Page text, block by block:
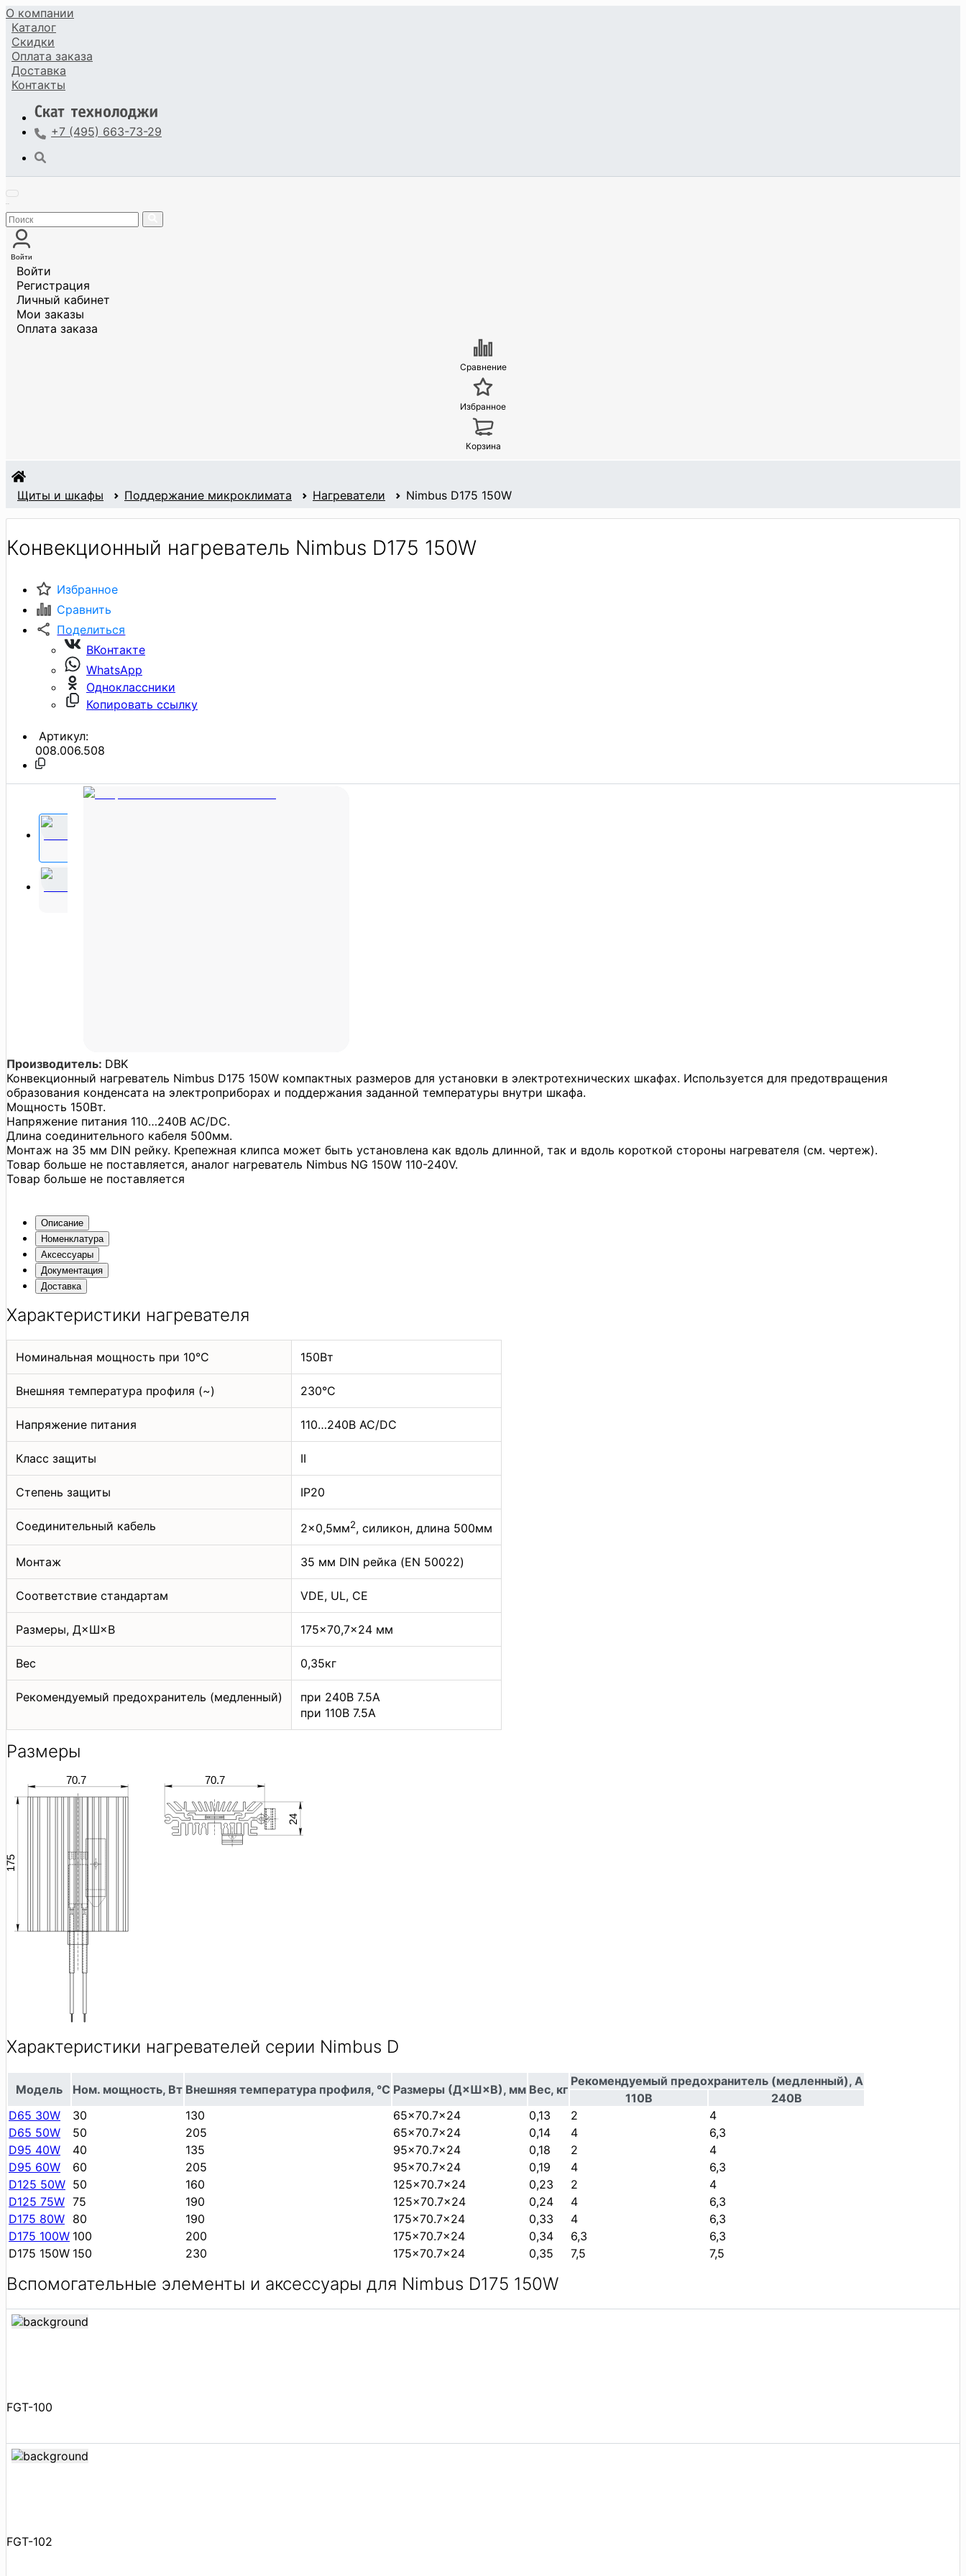
О компании
Каталог
Скидки
Оплата заказа
Доставка
Контакты
+7 (495) 663-73-29
Войти
Войти
Регистрация
Личный кабинет
Мои заказы
Оплата заказа
Сравнение
Избранное
Корзина
Щиты и шкафы Поддержание микроклимата Нагреватели Nimbus D175 150W
Конвекционный нагреватель Nimbus D175 150W
Избранное
Сравнить
Поделиться
ВКонтакте
WhatsApp
Одноклассники
Копировать ссылку
Артикул:
008.006.508
Производитель: DBK
Конвекционный нагреватель Nimbus D175 150W компактных размеров для установки в электротехнических шкафах. Используется для предотвращения
образования конденсата на электроприборах и поддержания заданной температуры внутри шкафа.
Мощность 150Вт.
Напряжение питания 110…240В АС/DC.
Длина соединительного кабеля 500мм.
Монтаж на 35 мм DIN рейку. Крепежная клипса может быть установлена как вдоль длинной, так и вдоль короткой стороны нагревателя (см. чертеж).
Товар больше не поставляется, аналог нагреватель Nimbus NG 150W 110-240V.
Товар больше не поставляется
Описание
Номенклатура
Аксессуары
Документация
Доставка
Характеристики нагревателя
Номинальная мощность при 10°C 150Вт
Внешняя температура профиля (~) 230°C
Напряжение питания 110…240В АС/DC
Класс защиты II
Степень защиты IP20
Соединительный кабель 2×0,5мм2, силикон, длина 500мм
Монтаж 35 мм DIN рейка (EN 50022)
Соответствие стандартам VDE, UL, CE
Размеры, Д×Ш×В 175×70,7×24 мм
Вес 0,35кг
Рекомендуемый предохранитель (медленный)
при 240В 7.5А
при 110В 7.5А
Размеры
Характеристики нагревателей серии Nimbus D
Модель Ном. мощность, Вт Внешняя температура профиля, °C Размеры (Д×Ш×В), мм Вес, кг
Рекомендуемый предохранитель (медленный), А
110В
240В
D65 30W
30 130 65x70.7x24 0,13 2
4
D65 50W
50 205 65x70.7x24 0,14 4
6,3
D95 40W
40 135 95x70.7x24 0,18 2
4
D95 60W
60 205 95x70.7x24 0,19 4
6,3
D125 50W 50 160 125x70.7x24 0,23 2
4
D125 75W 75 190 125x70.7x24 0,24 4
6,3
D175 80W 80 190 175x70.7x24 0,33 4
6,3
D175 100W 100 200 175x70.7x24 0,34 6,3
6,3
D175 150W 150 230 175x70.7x24 0,35 7,5 7,5
Вспомогательные элементы и аксессуары для Nimbus D175 150W
FGT-100
FGT-102